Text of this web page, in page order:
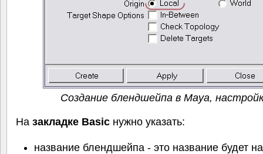
Создание блендшейпа в Maya,
На закладке Basic нужно указать:
название блендшейпа - это название будет